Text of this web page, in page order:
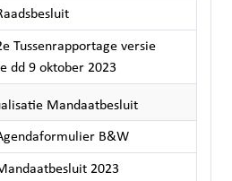
Tussenrapportage versie
dd 9 oktober 2023
Mandaatbesluit
B&W
2023